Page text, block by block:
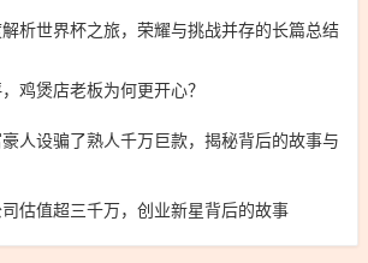
析世界杯之旅，荣耀与挑战并存的长篇总结
鸡煲店老板为何更开心？
人设骗了熟人千万巨款，揭秘背后的故事与
估值超三千万，创业新星背后的故事